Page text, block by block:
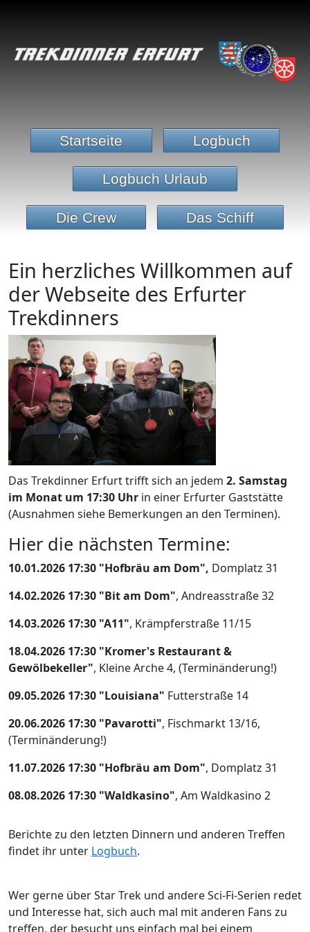
Startseite Logbuch
Logbuch Urlaub
Die Crew Das Schiff
Ein herzliches Willkommen auf
der Webseite des Erfurter
Trekdinners
Das Trekdinner Erfurt trifft sich an jedem 2. Samstag
im Monat um 17:30 Uhr in einer Erfurter Gaststätte
(Ausnahmen siehe Bemerkungen an den Terminen).
Hier die nächsten Termine:
10.01.2026 17:30 "Hofbräu am Dom", Domplatz 31
14.02.2026 17:30 "Bit am Dom", Andreasstraße 32
14.03.2026 17:30 "A11", Krämpferstraße 11/15
18.04.2026 17:30 "Kromer's Restaurant &
Gewölbekeller", Kleine Arche 4, (Terminänderung!)
09.05.2026 17:30 "Louisiana" Futterstraße 14
20.06.2026 17:30 "Pavarotti", Fischmarkt 13/16,
(Terminänderung!)
11.07.2026 17:30 "Hofbräu am Dom", Domplatz 31
08.08.2026 17:30 "Waldkasino", Am Waldkasino 2
Berichte zu den letzten Dinnern und anderen Treffen
findet ihr unter Logbuch.
Wer gerne über Star Trek und andere Sci-Fi-Serien redet
und Interesse hat, sich auch mal mit anderen Fans zu
treffen, der besucht uns einfach mal bei einem